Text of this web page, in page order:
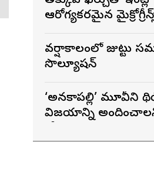
ఆరోగ్యకరమైన
వర్షాకాలంలో జుట్టు
సొల్యూషన్
‘అనకాపల్లి’ మూవీని
విజయాన్ని
కోరుకుంటున్నాను..